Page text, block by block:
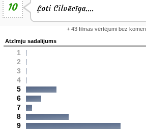
10 Ļoti Cilvēcīga....
+ 43 filmas vērtējumi bez
Atzīmju sadalījums
1
2
3
4
5
6
7
8
9